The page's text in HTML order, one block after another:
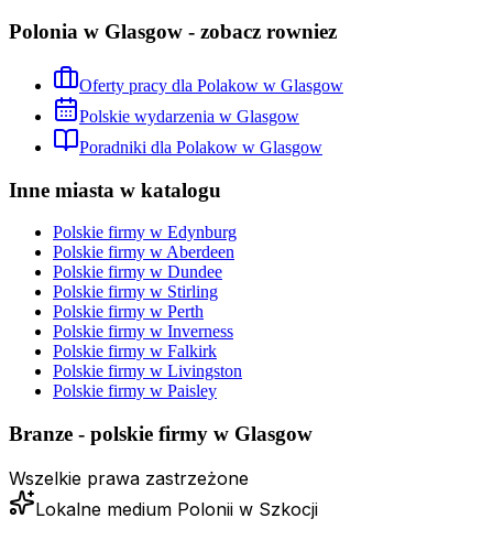
Polonia w Glasgow - zobacz rowniez
Oferty pracy dla Polakow w Glasgow
Polskie wydarzenia w Glasgow
Poradniki dla Polakow w Glasgow
Inne miasta w katalogu
Polskie firmy w Edynburg
Polskie firmy w Aberdeen
Polskie firmy w Dundee
Polskie firmy w Stirling
Polskie firmy w Perth
Polskie firmy w Inverness
Polskie firmy w Falkirk
Polskie firmy w Livingston
Polskie firmy w Paisley
Branze - polskie firmy w Glasgow
Wszelkie prawa zastrzeżone
Lokalne medium Polonii w Szkocji